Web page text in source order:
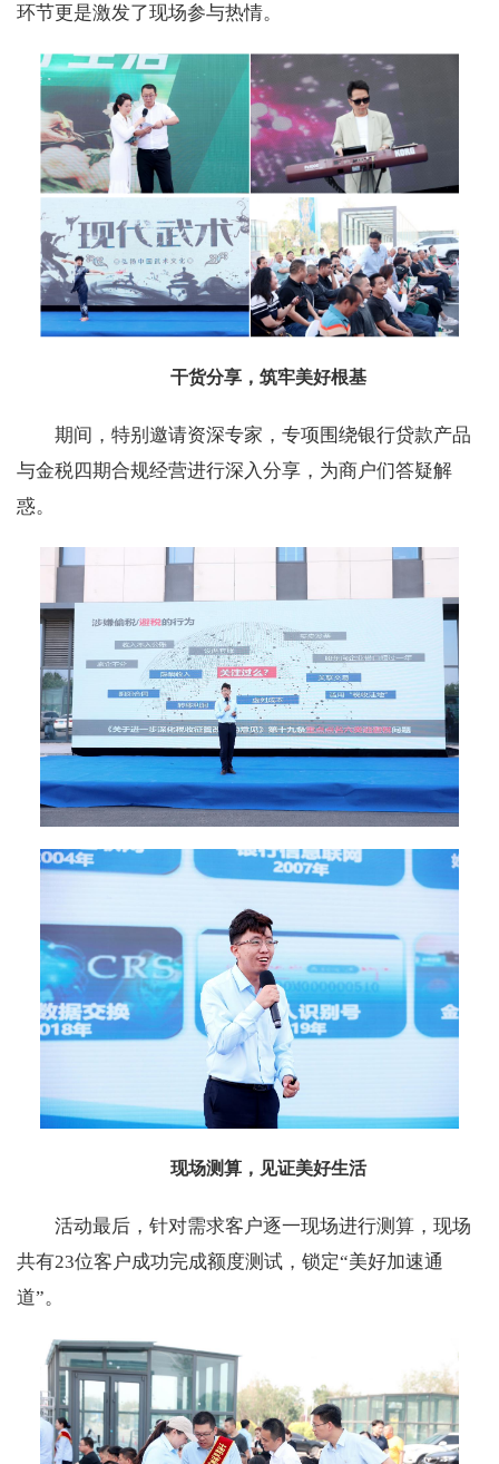
环节更是激发了现场参与热情。
干货分享，筑牢美好根基
期间，特别邀请资深专家，专项围绕银行贷款产品
与金税四期合规经营进行深入分享，为商户们答疑解
惑。
现场测算，见证美好生活
活动最后，针对需求客户逐一现场进行测算，现场
共有23位客户成功完成额度测试，锁定“美好加速通
道”。